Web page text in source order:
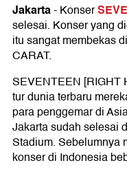
Jakarta-Konser
selesai. Konser yang
itu sangat membekas
CARAT.
SEVENTEEN [RIGHT
tur dunia terbaru
para penggemar di
Jakarta sudah selesai
Stadium. Sebelumnya
konser di Indonesia